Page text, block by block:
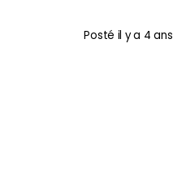
Posté il y a 4 ans